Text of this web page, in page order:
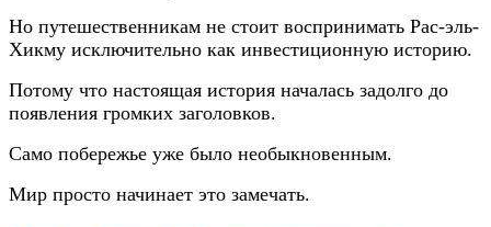
Но путешественникам не стоит воспринимать Рас-эль-
Хикму исключительно как инвестиционную историю.
Потому что настоящая история началась задолго до
появления громких заголовков.
Само побережье уже было необыкновенным.
Мир просто начинает это замечать.